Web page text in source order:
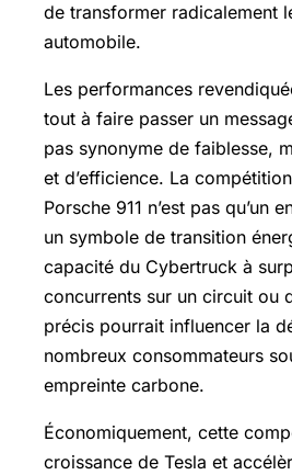
de transformer radicalement
automobile.
Les performances
tout à faire passer un
pas synonyme de faiblesse,
et d’efficience. La
Porsche 911 n’est pas qu’un
un symbole de transition
capacité du Cybertruck à
concurrents sur un circuit ou
précis pourrait influencer la
nombreux consommateurs
empreinte carbone.
Économiquement, cette
croissance de Tesla et